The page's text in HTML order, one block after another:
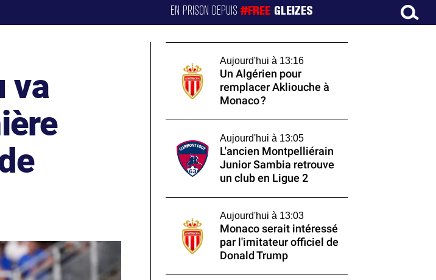
EN PRISON DEPUIS#FREE GLEIZES
va
Aujourd'hui à 13:16
Un Algérien pour
remplacer Akliouche à
Monaco ?
Aujourd'hui à 13:05
L'ancien Montpelliérain
Junior Sambia retrouve
un club en Ligue 2
Aujourd'hui à 13:03
Monaco serait intéressé
par l'imitateur officiel de
Donald Trump